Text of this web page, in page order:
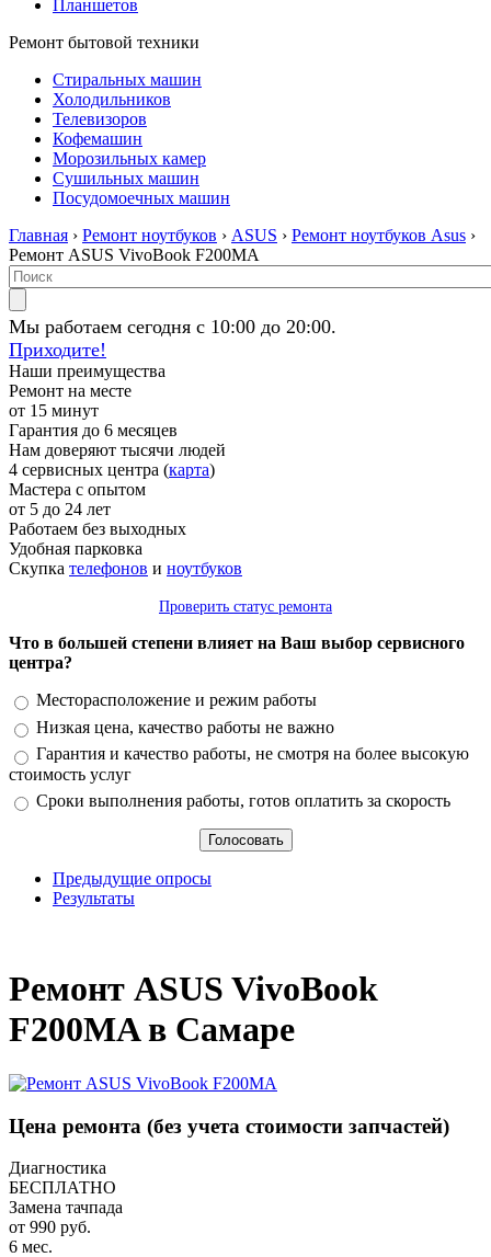
Планшетов
Ремонт бытовой техники
Стиральных машин
Холодильников
Телевизоров
Кофемашин
Морозильных камер
Сушильных машин
Посудомоечных машин
Главная › Ремонт ноутбуков › ASUS › Ремонт ноутбуков Asus ›
Ремонт ASUS VivoBook F200MA
Мы работаем сегодня с 10:00 до 20:00.
Приходите!
Наши преимущества
Ремонт на месте
от 15 минут
Гарантия до 6 месяцев
Нам доверяют тысячи людей
4 сервисных центра (карта)
Мастера с опытом
от 5 до 24 лет
Работаем без выходных
Удобная парковка
Скупка телефонов и ноутбуков
Проверить статус ремонта
Что в большей степени влияет на Ваш выбор сервисного
центра?
Варианты
Месторасположение и режим работы
Низкая цена, качество работы не важно
Гарантия и качество работы, не смотря на более высокую
стоимость услуг
Сроки выполнения работы, готов оплатить за скорость
Предыдущие опросы
Результаты
Ремонт ASUS VivoBook
F200MA в Самаре
Цена ремонта (без учета стоимости запчастей)
Диагностика
БЕСПЛАТНО
Замена тачпада
от 990 руб.
6 мес.